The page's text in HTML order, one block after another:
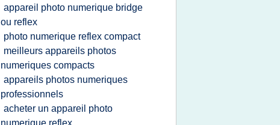
appareil photo numerique bridge
ou reflex
photo numerique reflex compact
meilleurs appareils photos
numeriques compacts
appareils photos numeriques
professionnels
acheter un appareil photo
numerique reflex